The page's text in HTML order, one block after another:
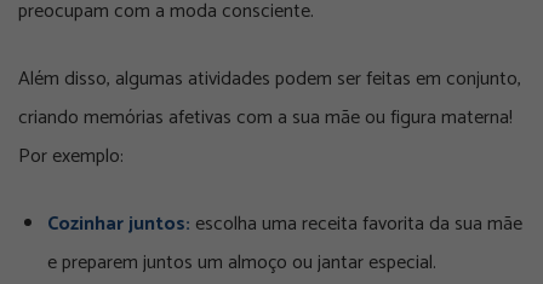
preocupam com a moda consciente.
Além disso, algumas atividades podem ser feitas em conjunto,
criando memórias afetivas com a sua mãe ou figura materna!
Por exemplo:
Cozinhar juntos: escolha uma receita favorita da sua mãe
e preparem juntos um almoço ou jantar especial.